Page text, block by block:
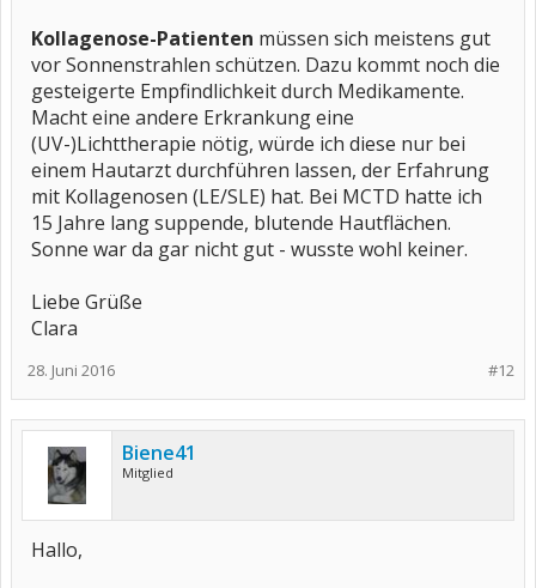
Kollagenose-Patienten müssen sich meistens gut
vor Sonnenstrahlen schützen. Dazu kommt noch die
gesteigerte Empfindlichkeit durch Medikamente.
Macht eine andere Erkrankung eine
(UV-)Lichttherapie nötig, würde ich diese nur bei
einem Hautarzt durchführen lassen, der Erfahrung
mit Kollagenosen (LE/SLE) hat. Bei MCTD hatte ich
15 Jahre lang suppende, blutende Hautflächen.
Sonne war da gar nicht gut - wusste wohl keiner.
Liebe Grüße
Clara
#12
28. Juni 2016
Biene41
Mitglied
Hallo,